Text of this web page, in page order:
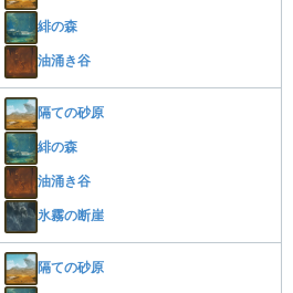
緋の森
油涌き谷
隔ての砂原
緋の森
油涌き谷
氷霧の断崖
隔ての砂原